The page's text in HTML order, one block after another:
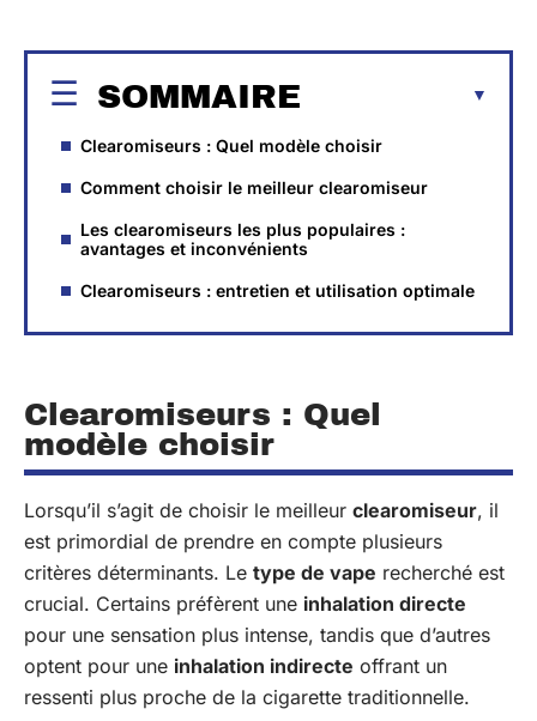
SOMMAIRE
Clearomiseurs : Quel modèle choisir
Comment choisir le meilleur clearomiseur
Les clearomiseurs les plus populaires :
avantages et inconvénients
Clearomiseurs : entretien et utilisation optimale
Clearomiseurs : Quel
modèle choisir
Lorsqu’il s’agit de choisir le meilleur clearomiseur, il
est primordial de prendre en compte plusieurs
critères déterminants. Le type de vape recherché est
crucial. Certains préfèrent une inhalation directe
pour une sensation plus intense, tandis que d’autres
optent pour une inhalation indirecte offrant un
ressenti plus proche de la cigarette traditionnelle.